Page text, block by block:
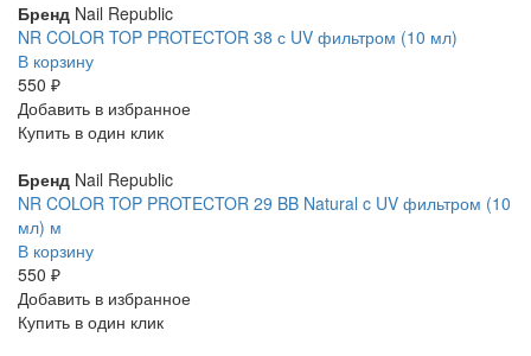
Бренд Nail Republic
NR COLOR TOP PROTECTOR 38 с UV фильтром (10 мл)
В корзину
550 ₽
Добавить в избранное
Купить в один клик
Бренд Nail Republic
NR COLOR TOP PROTECTOR 29 BB Natural c UV фильтром (10
мл) м
В корзину
550 ₽
Добавить в избранное
Купить в один клик